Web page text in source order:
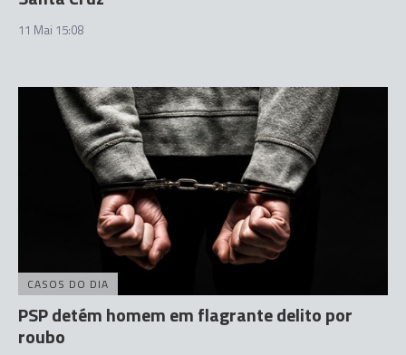
11 Mai 15:08
CASOS DO DIA
PSP detém homem em flagrante delito por
roubo